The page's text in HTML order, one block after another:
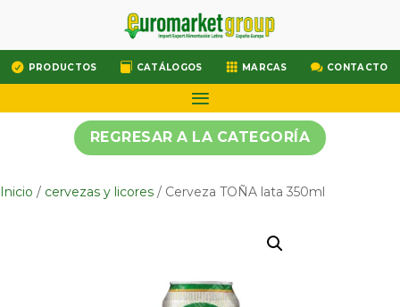
 PRODUCTOS  CATÁLOGOS  MARCAS  CONTACTO
REGRESAR A LA CATEGORÍA
Inicio / cervezas y licores / Cerveza TOÑA lata 350ml